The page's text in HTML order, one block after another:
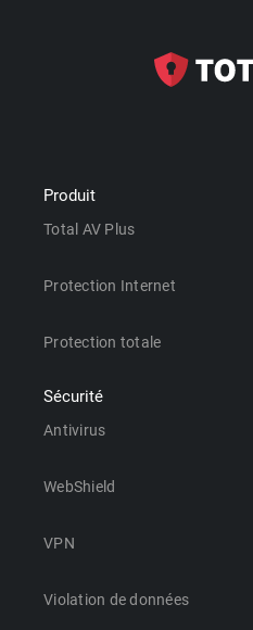
Produit
Total AV Plus
Protection Internet
Protection totale
Sécurité
Antivirus
WebShield
VPN
Violation de données